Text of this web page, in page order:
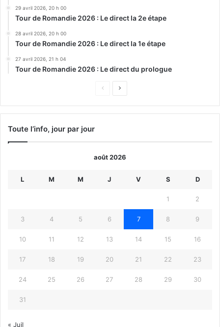
29 avril 2026, 20 h 00
Tour de Romandie 2026 : Le direct la 2e étape
28 avril 2026, 20 h 00
Tour de Romandie 2026 : Le direct la 1e étape
27 avril 2026, 21 h 04
Tour de Romandie 2026 : Le direct du prologue
Page
Page
Toute l’info, jour par jour
août 2026
L M M J V S D
1 2
3 4 5 6 7 8 9
10 11 12 13 14 15 16
17 18 19 20 21 22 23
24 25 26 27 28 29 30
31
« Juil